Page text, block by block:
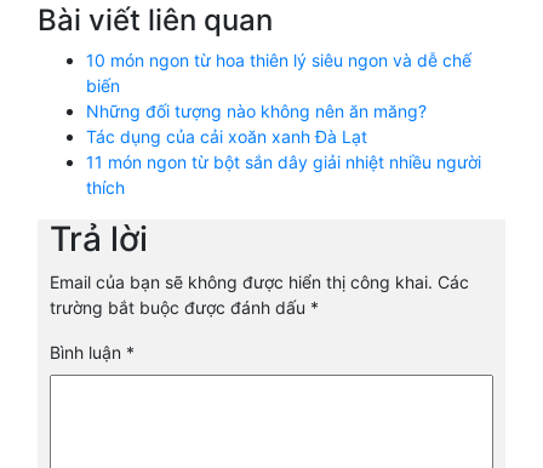
Bài viết liên quan
10 món ngon từ hoa thiên lý siêu ngon và dễ chế
biến
Những đối tượng nào không nên ăn măng?
Tác dụng của cải xoăn xanh Đà Lạt
11 món ngon từ bột sắn dây giải nhiệt nhiều người
thích
Trả lời
Email của bạn sẽ không được hiển thị công khai. Các
trường bắt buộc được đánh dấu *
Bình luận *